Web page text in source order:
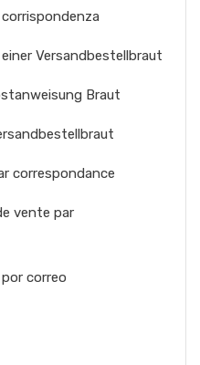
Versandbestellbraut
Braut
correspondance
vente par
correo